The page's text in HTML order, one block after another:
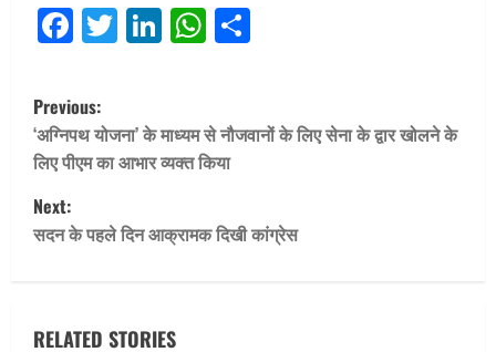
Facebook
Twitter
LinkedIn
WhatsApp
P
o
s
t
a
Previous:
‘अग्निपथ योजना’ के माध्यम से नौजवानों के लिए सेना के द्वार खोलने के
लिए पीएम का आभार व्यक्त किया
Next:
सदन के पहले दिन आक्रामक दिखी कांग्रेस
RELATED STORIES